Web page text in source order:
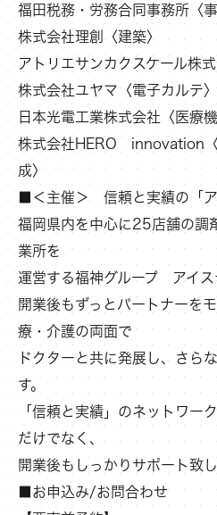
福田税務・労務合同事務所〈
株式会社理創〈建築〉
アトリエサンカクスケール株
株式会社ユヤマ〈電子カルテ〉
日本光電工業株式会社〈医療機
株式会社HERO innovation〈
成〉
■＜主催＞ 信頼と実績の「ア
福岡県内を中心に25店舗の調
業所を
運営する福神グループ アイス
開業後もずっとパートナーを
療・介護の両面で
ドクターと共に発展し、さら
す。
「信頼と実績」のネットワー
だけでなく、
開業後もしっかりサポート致し
■お申込み/お問合わせ